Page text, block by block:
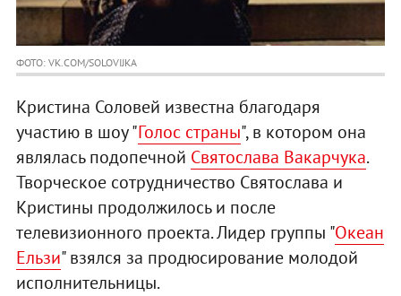
ФОТО: VK.COM/SOLOVIJKA
Кристина Соловей известна благодаря
участию в шоу "Голос страны", в котором она
являлась подопечной Святослава Вакарчука.
Творческое сотрудничество Святослава и
Кристины продолжилось и после
телевизионного проекта. Лидер группы "Океан
Ельзи" взялся за продюсирование молодой
исполнительницы.